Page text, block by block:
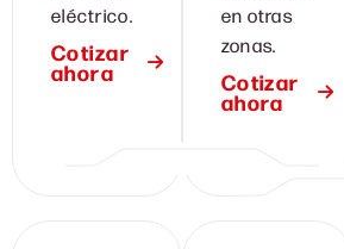
eléctrico.
Cotizar
ahora
en otras
zonas.
Cotizar
ahora